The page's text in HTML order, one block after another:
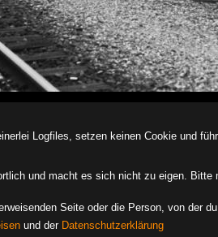
Logfiles, setzen keinen Cookie und
und macht es sich nicht zu eigen.
Seite oder die Person, von der
und der Datenschutzerklärung